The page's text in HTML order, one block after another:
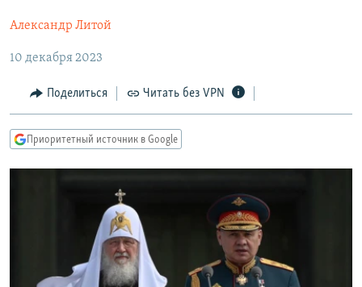
Вернутся
навигации
Вернутся
поиску
МНЕНИЯ
КУЛЬТУРА
IDEL.РЕАЛИИ
СЕВЕР.РЕАЛИИ
РАСПИСАНИЕ ВЕЩАНИЯ
ПОДПИШИТЕСЬ НА РАССЫЛКУ
СОЦИАЛЬНЫЕ СЕТИ
Александр Литой
10 декабря 2023
Поделиться Читать без VPN
Приоритетный источник в Google